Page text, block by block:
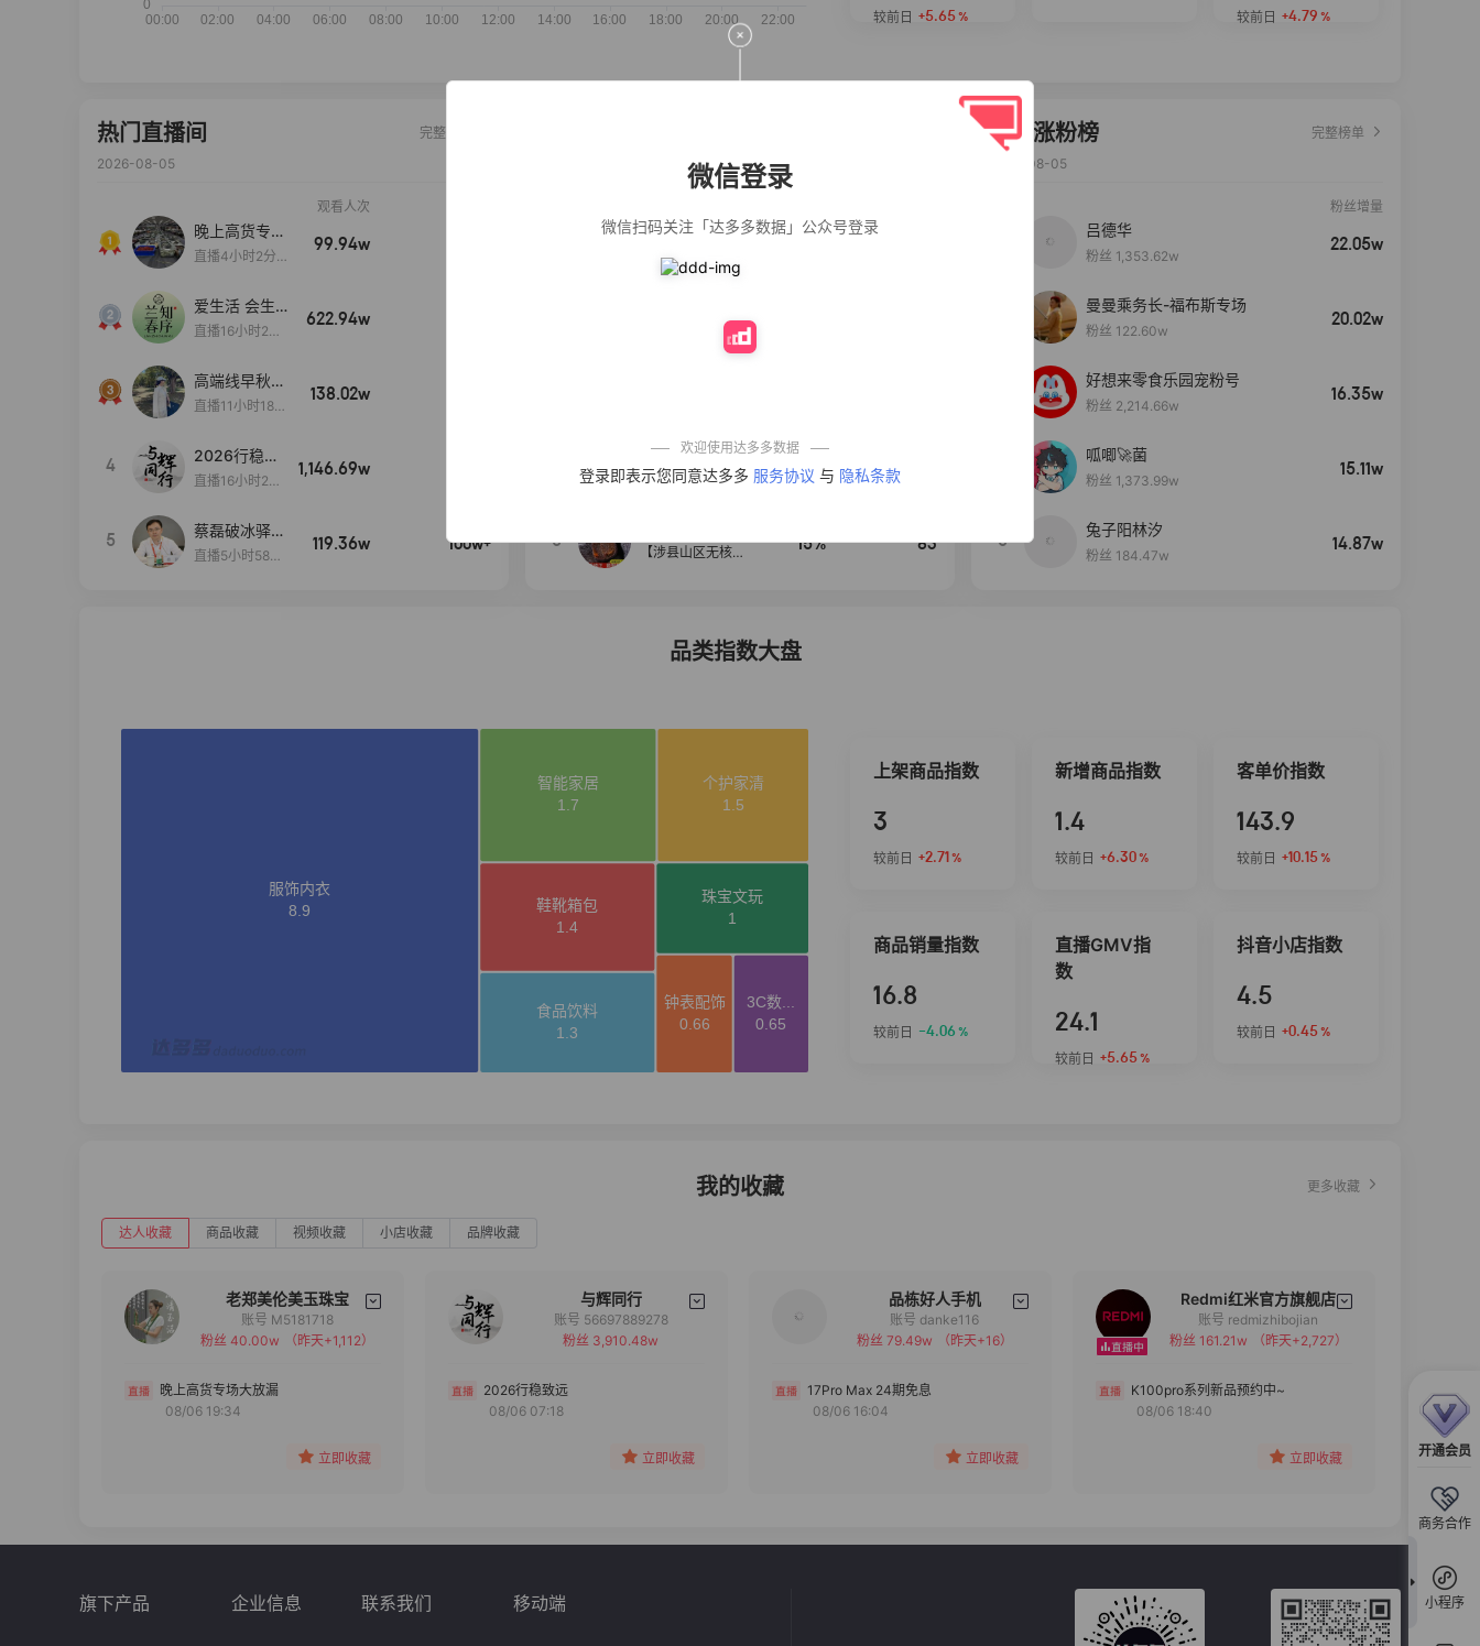
开通会员
商务合作
小程序
微信登录
微信扫码关注「达多多数据」公众号登录
欢迎使用达多多数据
登录即表示您同意达多多 服务协议 与 隐私条款
较前日 +5.65 % 较前日 +4.79 %
热门直播间
完整榜单
2026-08-05
观看人次
晚上高货专场
大放漏
直播4小时2分5
99.94w
爱生活 会生
活
直播16小时24
622.94w
高端线早秋现
货首发
直播11小时18分
138.02w
4
2026行稳致
远
直播16小时20
1,146.69w
5
蔡磊破冰驿站
直播间好物分
直播5小时58分
119.36w 100w+
公仔牌顽渍净洗
污渍除菌除螨3倍
男士不锈钢卡片
包女式防消磁小
季大码mm宽松上
【试吃两包】松
茸红烧酱汁红烧
40%
5
【涉县山区无核
15% 83
达人涨粉榜
完整榜单
2026-08-05
粉丝增量
吕德华
粉丝 1,353.62w
22.05w
曼曼乘务长-福布斯专场
粉丝 122.60w
20.02w
好想来零食乐园宠粉号
粉丝 2,214.66w
16.35w
呱唧🚀菌
粉丝 1,373.99w
15.11w
5
兔子阳林汐
粉丝 184.47w
14.87w
品类指数大盘
上架商品指数
3
较前日 +2.71 %
新增商品指数
1.4
较前日 +6.30%
客单价指数
143.9
较前日 +10.15 %
商品销量指数
16.8
较前日 -4.06 %
直播GMV指
数
24.1
较前日 +5.65 %
抖音小店指数
4.5
较前日 +0.45 %
我的收藏 更多收藏
达人收藏 商品收藏 视频收藏 小店收藏 品牌收藏
老郑美伦美玉珠宝
备注
分组
账号 M5181718
粉丝 40.00w
（昨天+1,112）
晚上高货专场大放漏
08/06 19:34
立即收藏
与辉同行
备注
账号 56697889278
粉丝 3,910.48w
2026行稳致远
08/06 07:18
立即收藏
品栋好人手机
备注
分组
账号 danke116
粉丝 79.49w
（昨天+16）
17Pro Max 24期免息
08/06 16:04
立即收藏
Redmi红米官方旗舰店
备注
分组
账号 redmizhibojian
粉丝 161.21w
（昨天+2,727）
K100pro系列新品预约中~
08/06 18:40
立即收藏
旗下产品 企业信息 联系我们 移动端